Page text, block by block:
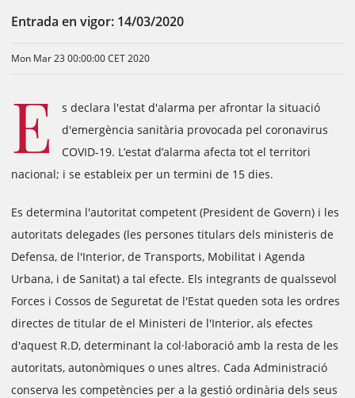
Entrada en vigor: 14/03/2020
Mon Mar 23 00:00:00 CET 2020
E
s declara l'estat d'alarma per afrontar la situació
d'emergència sanitària provocada pel coronavirus
COVID-19. L’estat d’alarma afecta tot el territori
nacional; i se estableix per un termini de 15 dies.
Es determina l'autoritat competent (President de Govern) i les
autoritats delegades (les persones titulars dels ministeris de
Defensa, de l'Interior, de Transports, Mobilitat i Agenda
Urbana, i de Sanitat) a tal efecte. Els integrants de qualssevol
Forces i Cossos de Seguretat de l'Estat queden sota les ordres
directes de titular de el Ministeri de l'Interior, als efectes
d'aquest R.D, determinant la col·laboració amb la resta de les
autoritats, autonòmiques o unes altres. Cada Administració
conserva les competències per a la gestió ordinària dels seus